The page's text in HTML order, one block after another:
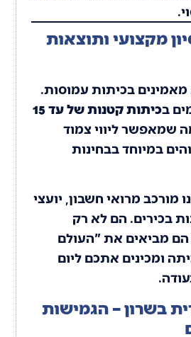
מקצועי ותוצאות
בכיתות עמוסות.
ב
כיתות קטנות של עד 15
שמאפשר ליווי צמוד
במיוחד בבחינות
מורכב מרואי חשבון, יועצי
בכירים. הם לא רק
הם מביאים את "העולם
ומכינים אתכם ליום
בשרון – הגמישות